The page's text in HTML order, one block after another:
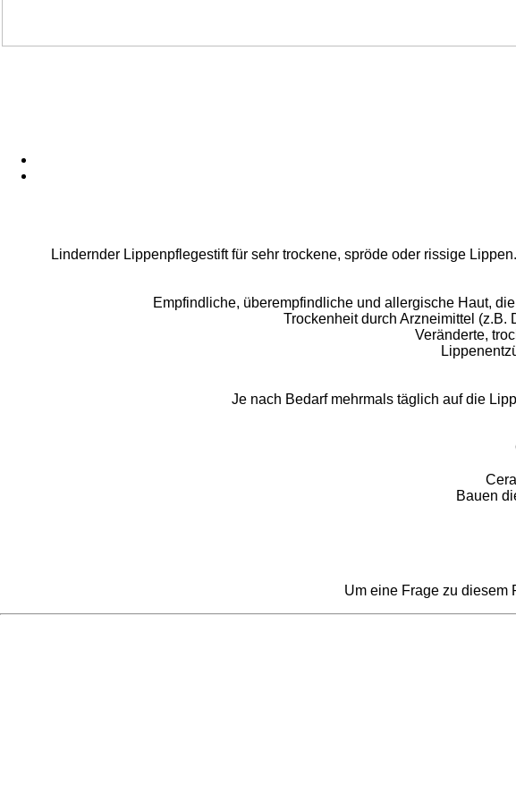
Lindernder Lippenpflegestift für sehr trockene, spröde oder rissige
Empfindliche, überempfindliche und allergische Haut,
Trockenheit durch Arzneimittel (z.B.
Veränderte,
Je nach Bedarf mehrmals täglich auf die
Bauen
Um eine Frage zu diesem